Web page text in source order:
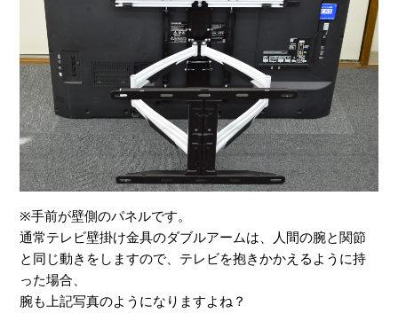
※手前が壁側のパネルです。
通常テレビ壁掛け金具のダブルアームは、人間の腕と関節
と同じ動きをしますので、テレビを抱きかかえるように持
った場合、
腕も上記写真のようになりますよね？